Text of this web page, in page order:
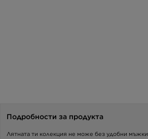
Подробности за продукта
Лятната ти колекция не може без удобни